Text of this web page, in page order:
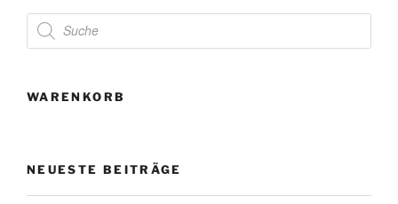
Products
search
WARENKORB
NEUESTE BEITRÄGE